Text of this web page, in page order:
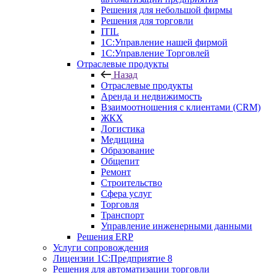
Решения для небольшой фирмы
Решения для торговли
ITIL
1С:Управление нашей фирмой
1С:Управление Торговлей
Отраслевые продукты
Назад
Отраслевые продукты
Аренда и недвижимость
Взаимоотношения с клиентами (CRM)
ЖКХ
Логистика
Медицина
Образование
Общепит
Ремонт
Строительство
Сфера услуг
Торговля
Транспорт
Управление инженерными данными
Решения ERP
Услуги сопровождения
Лицензии 1С:Предприятие 8
Решения для автоматизации торговли